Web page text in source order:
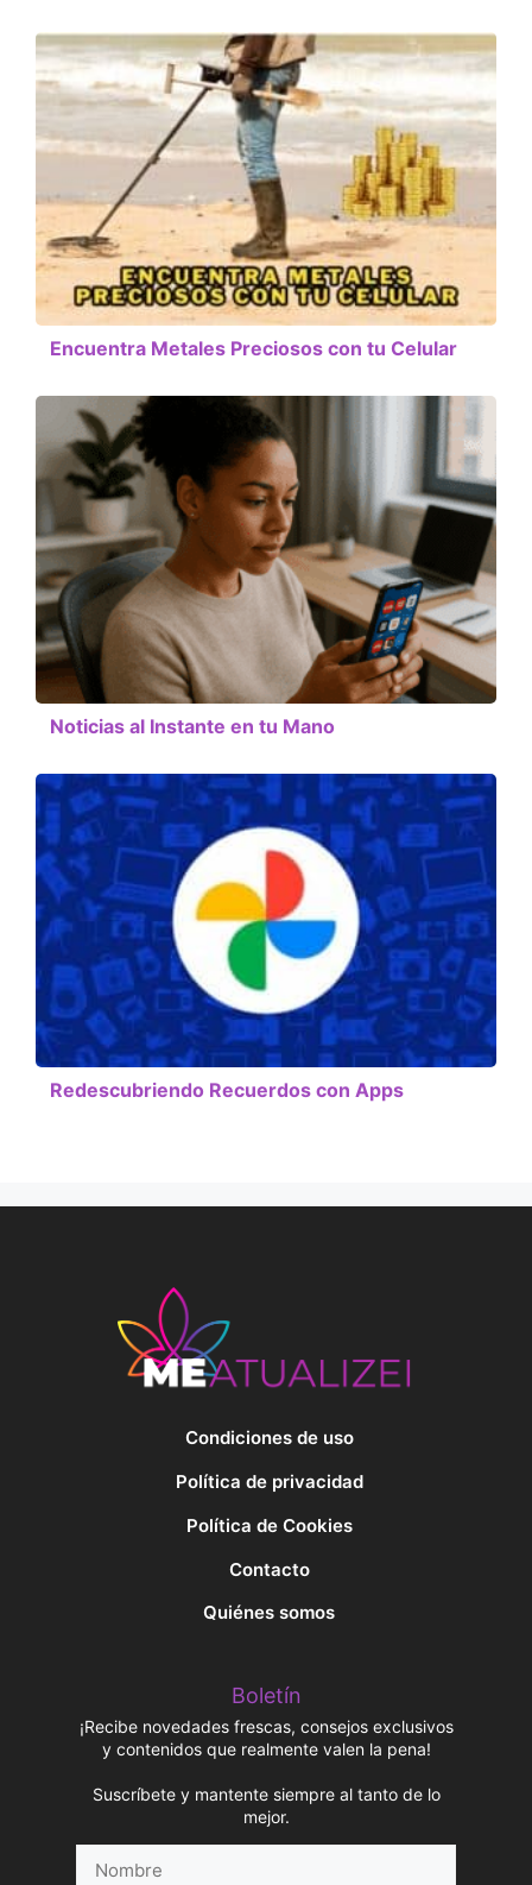
Encuentra Metales Preciosos con tu Celular
Noticias al Instante en tu Mano
Redescubriendo Recuerdos con Apps
Condiciones de uso
Política de privacidad
Política de Cookies
Contacto
Quiénes somos
Boletín
¡Recibe novedades frescas, consejos exclusivos
y contenidos que realmente valen la pena!
Suscríbete y mantente siempre al tanto de lo
mejor.